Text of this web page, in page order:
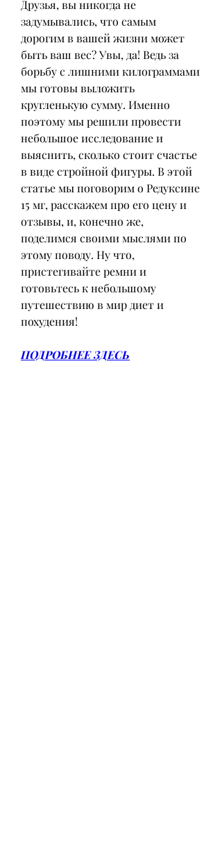
Друзья, вы никогда не
задумывались, что самым
дорогим в вашей жизни может
быть ваш вес? Увы, да! Ведь за
борьбу с лишними килограммами
мы готовы выложить
кругленькую сумму. Именно
поэтому мы решили провести
небольшое исследование и
выяснить, сколько стоит счастье
в виде стройной фигуры. В этой
статье мы поговорим о Редуксине
15 мг, расскажем про его цену и
отзывы, и, конечно же,
поделимся своими мыслями по
этому поводу. Ну что,
пристегивайте ремни и
готовьтесь к небольшому
путешествию в мир диет и
похудения!
ПОДРОБНЕЕ ЗДЕСЬ